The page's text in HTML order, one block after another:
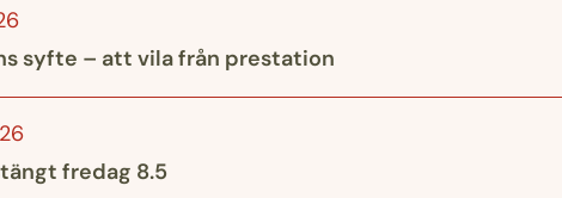
syfte – att vila från prestation
fredag 8.5